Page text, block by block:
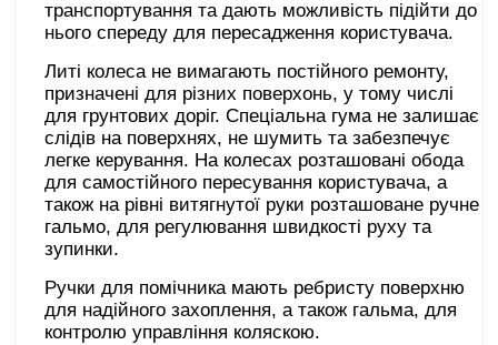
транспортування та дають можливість підійти до
нього спереду для пересадження користувача.
Литі колеса не вимагають постійного ремонту,
призначені для різних поверхонь, у тому числі
для грунтових доріг. Спеціальна гума не залишає
слідів на поверхнях, не шумить та забезпечує
легке керування. На колесах розташовані обода
для самостійного пересування користувача, а
також на рівні витягнутої руки розташоване ручне
гальмо, для регулювання швидкості руху та
зупинки.
Ручки для помічника мають ребристу поверхню
для надійного захоплення, а також гальма, для
контролю управління коляскою.